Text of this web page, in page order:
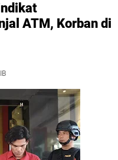
ATM, Korban di